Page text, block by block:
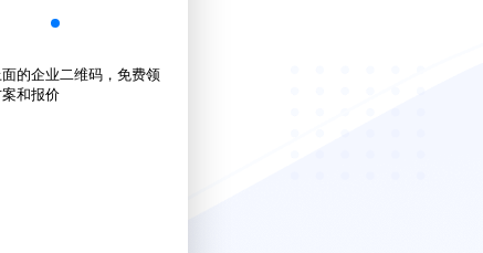
的企业二维码，免费领
和报价